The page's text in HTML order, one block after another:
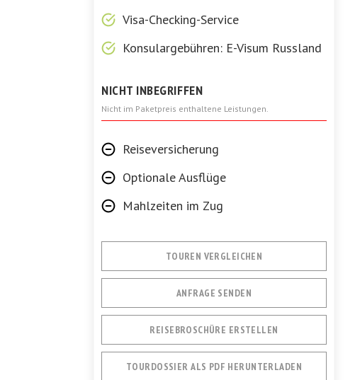
Visa-Checking-Service
Konsulargebühren: E-Visum Russland
NICHT INBEGRIFFEN
Nicht im Paketpreis enthaltene Leistungen.
Reiseversicherung
Optionale Ausflüge
Mahlzeiten im Zug
TOUREN VERGLEICHEN
ANFRAGE SENDEN
REISEBROSCHÜRE ERSTELLEN
TOURDOSSIER ALS PDF HERUNTERLADEN